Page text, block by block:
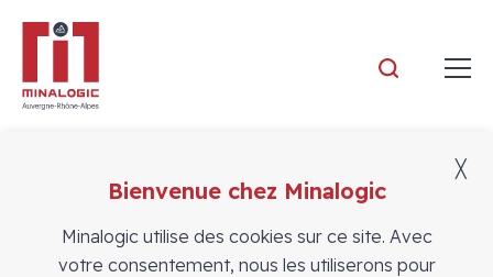
Actualités
Bienvenue chez Minalogic
Minalogic utilise des cookies sur ce site. Avec
votre consentement, nous les utiliserons pour
╳